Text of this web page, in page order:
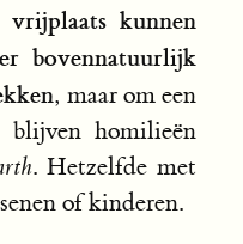
kunnen
bovennatuurlijk
, maar om een
blijven homilieën
. Hetzelfde met
of kinderen.